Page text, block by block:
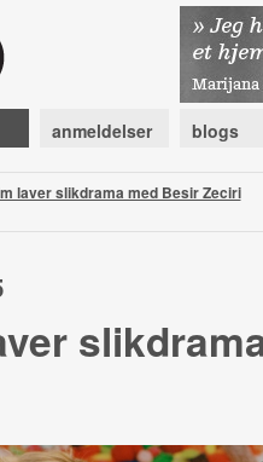
anmeldelser blogs
laver slikdrama med Besir Zeciri